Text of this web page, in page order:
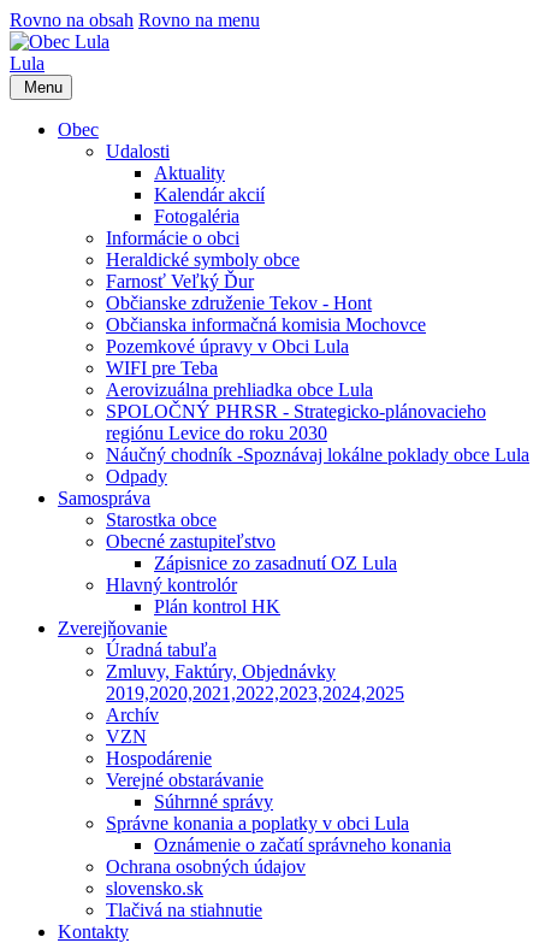
Rovno na obsah Rovno na menu
Lula
Menu
Obec
Udalosti
Aktuality
Kalendár akcií
Fotogaléria
Informácie o obci
Heraldické symboly obce
Farnosť Veľký Ďur
Občianske združenie Tekov - Hont
Občianska informačná komisia Mochovce
Pozemkové úpravy v Obci Lula
WIFI pre Teba
Aerovizuálna prehliadka obce Lula
SPOLOČNÝ PHRSR - Strategicko-plánovacieho
regiónu Levice do roku 2030
Náučný chodník -Spoznávaj lokálne poklady obce Lula
Odpady
Samospráva
Starostka obce
Obecné zastupiteľstvo
Zápisnice zo zasadnutí OZ Lula
Hlavný kontrolór
Plán kontrol HK
Zverejňovanie
Úradná tabuľa
Zmluvy, Faktúry, Objednávky
2019,2020,2021,2022,2023,2024,2025
Archív
VZN
Hospodárenie
Verejné obstarávanie
Súhrnné správy
Správne konania a poplatky v obci Lula
Oznámenie o začatí správneho konania
Ochrana osobných údajov
slovensko.sk
Tlačivá na stiahnutie
Kontakty